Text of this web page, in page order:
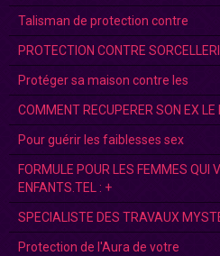
Talisman de protection contre
PROTECTION CONTRE
Protéger sa maison contre les
COMMENT RECUPERER SON EX LE
Pour guérir les faiblesses sex
FORMULE POUR LES FEMMES QUI
ENFANTS.TEL : +
SPECIALISTE DES TRAVAUX
Protection de l'Aura de votre